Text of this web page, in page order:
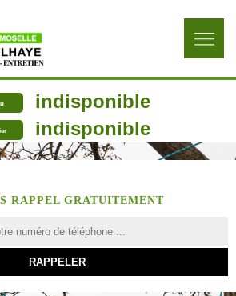
indisponible
indisponible
RAPPEL GRATUITEMENT